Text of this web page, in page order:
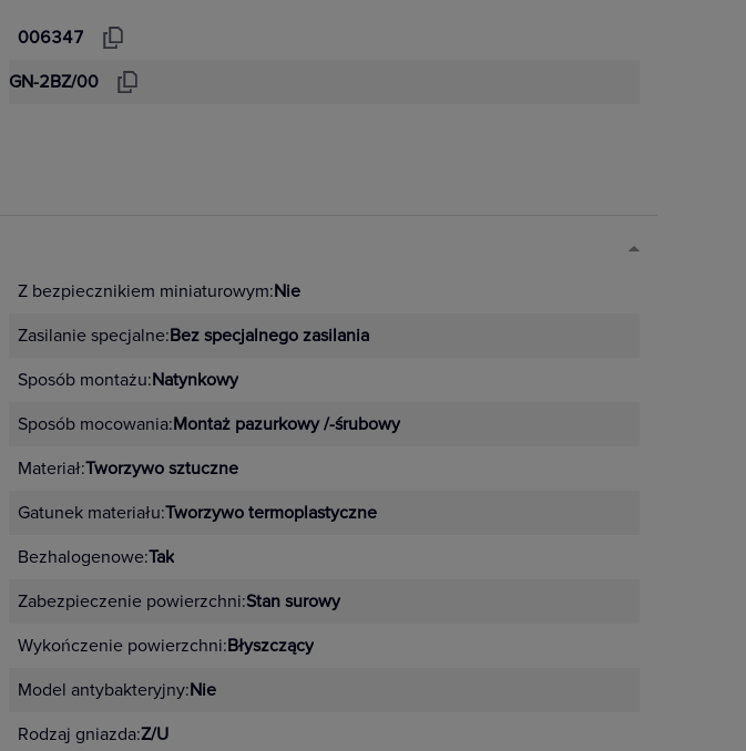
006347
GN-2BZ/00
Z bezpiecznikiem miniaturowym:Nie
Zasilanie specjalne:Bez specjalnego zasilania
Sposób montażu:Natynkowy
Sposób mocowania:Montaż pazurkowy /-śrubowy
Materiał:Tworzywo sztuczne
Gatunek materiału:Tworzywo termoplastyczne
Bezhalogenowe:Tak
Zabezpieczenie powierzchni:Stan surowy
Wykończenie powierzchni:Błyszczący
Model antybakteryjny:Nie
Rodzaj gniazda:Z/U